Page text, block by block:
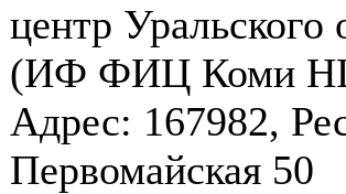
центр Уральского
(ИФ ФИЦ Коми
Адрес: 167982,
Первомайская 50